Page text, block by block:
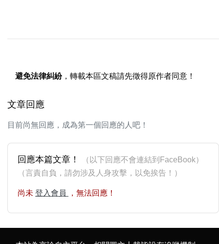
避免法律糾紛，轉載本區文稿請先徵得原作者同意！
文章回應
目前尚無回應，成為第一個回應的人吧！
回應本篇文章！
（以下回應不會連結到FaceBook）
（言責自負，請勿涉及人身攻擊，以免挨告！）
尚未 登入會員 ，無法回應！